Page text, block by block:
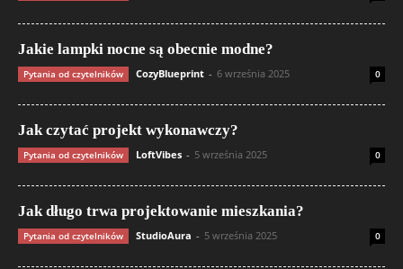
Jakie lampki nocne są obecnie modne?
Pytania od czytelników CozyBlueprint - 6 września 2025 0
Jak czytać projekt wykonawczy?
Pytania od czytelników LoftVibes - 5 września 2025 0
Jak długo trwa projektowanie mieszkania?
Pytania od czytelników StudioAura - 5 września 2025 0